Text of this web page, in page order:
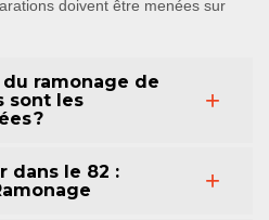
doivent être menées sur
ramonage de
sont les
?
dans le 82 :